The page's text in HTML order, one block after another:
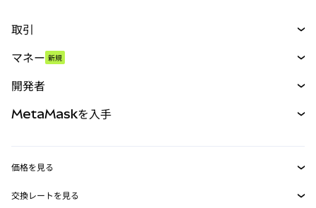
取引
パーペチュアル
RWA
マネー 新規
開発者
MetaMask Connect
MetaMaskを入手
価格を見る
イーサリアムの価格
交換レートを見る